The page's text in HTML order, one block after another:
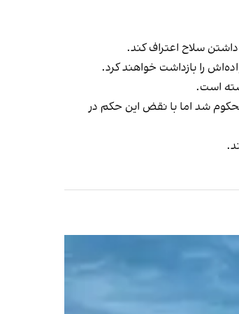
سلاح اعتراف کند.
را بازداشت خواهند کرد.
محکوم شد اما با نقض این حکم در